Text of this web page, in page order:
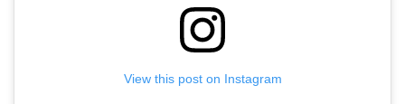
View this post on Instagram